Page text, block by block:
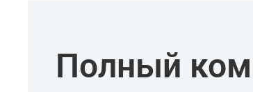
Полный